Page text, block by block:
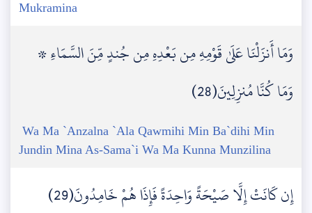
Mukramina
۞ وَمَا أَنزَلْنَا عَلَىٰ قَوْمِهِ مِن بَعْدِهِ مِن جُندٍ مِّنَ السَّمَاءِ
وَمَا كُنَّا مُنزِلِينَ(28)
Wa Ma `Anzalna `Ala Qawmihi Min Ba`dihi Min
Jundin Mina As-Sama`i Wa Ma Kunna Munzilina
إِن كَانَتْ إِلَّا صَيْحَةً وَاحِدَةً فَإِذَا هُمْ خَامِدُونَ(29)